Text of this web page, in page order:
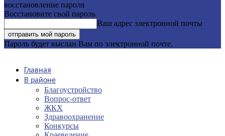
восстановление пароля
Восстановите свой пароль
Ваш адрес электронной почты
Пароль будет выслан Вам по электронной почте.
Главная
В районе
Благоустройство
Вопрос-ответ
ЖКХ
Здравоохранение
Конкурсы